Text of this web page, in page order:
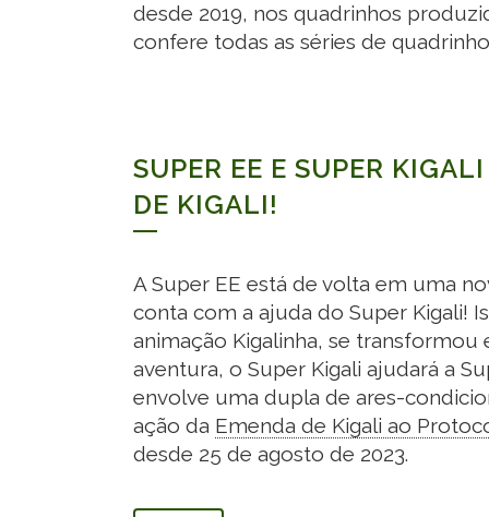
desde 2019, nos quadrinhos
confere todas as séries de
SUPER EE E SUPER
DE KIGALI!
A Super EE está de volta em uma
conta com a ajuda do Super Kigali!
animação Kigalinha, se
aventura, o Super Kigali ajudará a
envolve uma dupla de ares-
ação da Emenda de Kigali ao
desde 25 de agosto de 2023.